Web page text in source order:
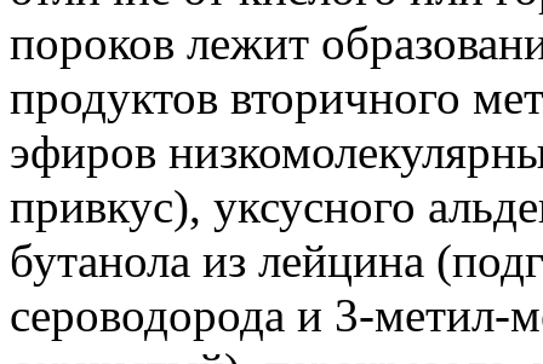
пороков лежит
продуктов вторичного
эфиров
привкус), уксусного
бутанола из лейцина
сероводорода и 3-метил-